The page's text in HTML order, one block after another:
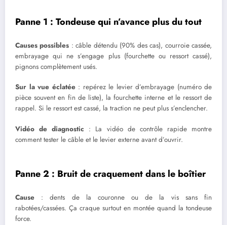
Panne 1 : Tondeuse qui n’avance plus du tout
Causes possibles : câble détendu (90% des cas), courroie cassée,
embrayage qui ne s’engage plus (fourchette ou ressort cassé),
pignons complètement usés.
Sur la vue éclatée: repérez le levier d’embrayage (numéro de
pièce souvent en fin de liste), la fourchette interne et le ressort de
rappel. Si le ressort est cassé, la traction ne peut plus s’enclencher.
Vidéo de diagnostic : La vidéo de contrôle rapide montre
comment tester le câble et le levier externe avant d’ouvrir.
Panne 2 : Bruit de craquement dans le boîtier
Cause : dents de la couronne ou de la vis sans fin
rabotées/cassées. Ça craque surtout en montée quand la tondeuse
force.